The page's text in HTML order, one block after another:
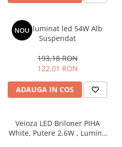
NOU
Corp iluminat led 54W Alb
Suspendat
193,18 RON
122,01 RON
ADAUGA IN COS
Veioza LED Briloner PIHA
White, Putere 2.6W , Lumina